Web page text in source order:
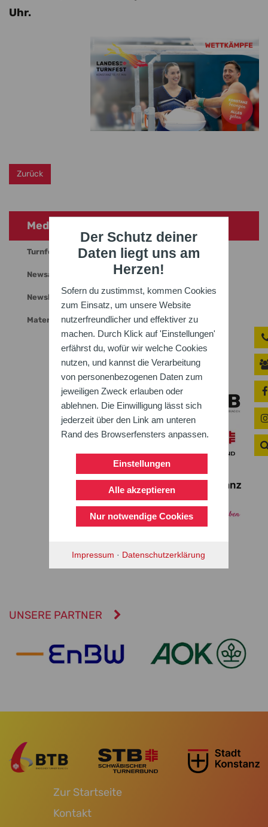
Der Schutz deiner
Daten liegt uns am
Herzen!
Sofern du zustimmst, kommen Cookies
zum Einsatz, um unsere Website
nutzerfreundlicher und effektiver zu
machen. Durch Klick auf 'Einstellungen'
erfährst du, wofür wir welche Cookies
nutzen, und kannst die Verarbeitung
von personenbezogenen Daten zum
jeweiligen Zweck erlauben oder
ablehnen. Die Einwilligung lässt sich
jederzeit über den Link am unteren
Rand des Browserfensters anpassen.
Einstellungen
Alle akzeptieren
Nur notwendige Cookies
Impressum · Datenschutzerklärung
Uhr.
Zurück
Mediathek
Turnfest-App
Newsarchiv
Newsletter
Materialien und Downloads
UNSERE PARTNER
Zur Startseite
Kontakt